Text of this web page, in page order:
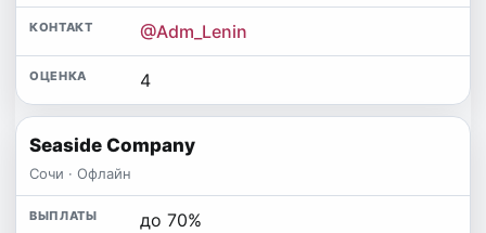
@Adm_Lenin
4
Seaside Company
Сочи · Офлайн
до 70%